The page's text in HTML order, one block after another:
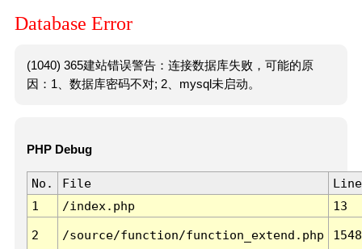
Database Error
(1040) 365建站错误警告：连接数据库失败，可能的原
因：1、数据库密码不对; 2、mysql未启动。
PHP Debug
No. File
Line
1
/index.php 13
2 /source/function/function_extend.php 1548